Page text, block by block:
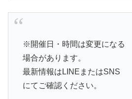
※開催日・時間は変更になる
場合があります。
最新情報はLINEまたはSNS
にてご確認ください。